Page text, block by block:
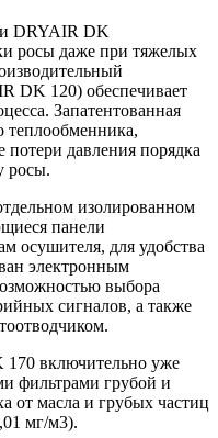
DRYAIR DK
росы даже при тяжелых
DK 120) обеспечивает
Запатентованная
теплообменника,
потери давления порядка
росы.
изолированном
панели
осушителя, для удобства
электронным
выбора
сигналов, а также
включительно уже
фильтрами грубой и
от масла и грубых частиц
мг/м3).